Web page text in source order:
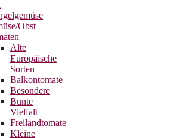
Obst
Alte
Europäische
Sorten
Balkontomate
Besondere
Bunte
Vielfalt
Freilandtomate
Kleine